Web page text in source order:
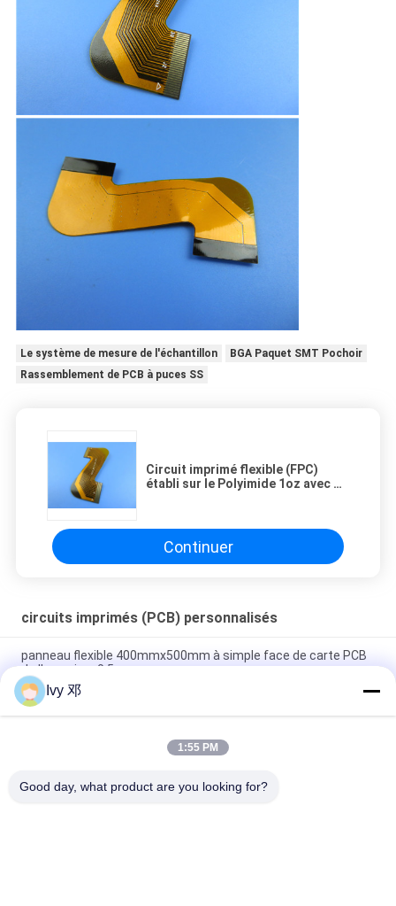
Le système de mesure de l'échantillon
BGA Paquet SMT Pochoir
Rassemblement de PCB à puces SS
Circuit imprimé flexible (FPC)
établi sur le Polyimide 1oz avec de
Continuer
circuits imprimés (PCB) personnalisés
panneau flexible 400mmx500mm à simple face de carte PCB
de l'en cuivre 0.5oz
Conjuguent le panneau flexible de carte PCB de la couche
0.25mm avec le renfort de Polyimide
Polyimide à simple face imprimé flexible de carte de FPC pour
Ivy 邓
1:55 PM
Good day, what product are you looking for?